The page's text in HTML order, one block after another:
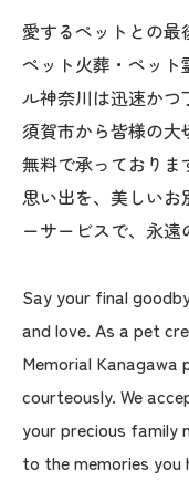
愛するペットとの最
ペット火葬・ペッ
ル神奈川は迅速か
須賀市から皆様の
無料で承っており
思い出を、美しいお
ーサービスで、永遠
Say your final
and love. As a pet
Memorial Kanagawa
courteously. We
your precious family
to the memories you